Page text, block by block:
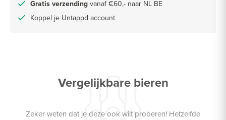
Gratis verzending vanaf €60,- naar NL BE
Koppel je Untappd account
Vergelijkbare bieren
Zeker weten dat je deze ook wilt proberen! Hetzelfde